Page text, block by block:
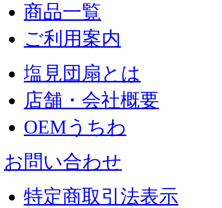
商品一覧
ご利用案内
塩見団扇とは
店舗・会社概要
OEMうちわ
お問い合わせ
特定商取引法表示